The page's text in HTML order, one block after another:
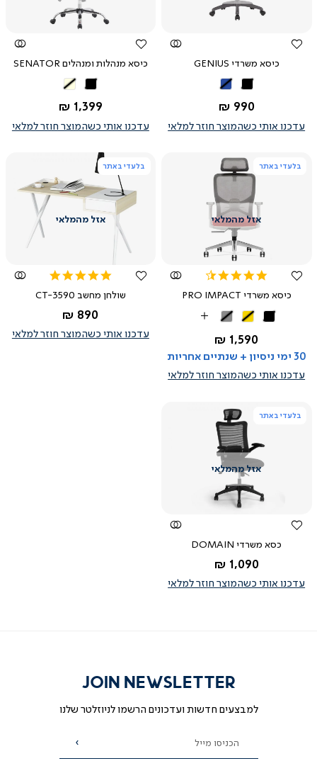
מהירה
כיסא משרדי GENIUS
שחורכחול
החל מ-
990 ₪
עדכנו אותי כשהמוצר חוזר למלאי
מהירה
כיסא מנהלות ומנהלים SENATOR
שחורבז'
החל מ-
1,399 ₪
עדכנו אותי כשהמוצר חוזר למלאי
בלעדי באתר
צפייה
מהירה
4.4
rating
כיסא משרדי PRO IMPACT
שחורצהובאפור
More
Colors
החל מ-
1,590 ₪
30 ימי ניסיון + שנתיים אחריות
עדכנו אותי כשהמוצר חוזר למלאי
בלעדי באתר
צפייה
rating
שולחן מחשב CT-3590
החל מ-
890 ₪
עדכנו אותי כשהמוצר חוזר למלאי
בלעדי באתר
צפייה
מהירה
כסא משרדי DOMAIN
החל מ-
1,090 ₪
עדכנו אותי כשהמוצר חוזר למלאי
JOIN NEWSLETTER
למבצעים חדשות ועדכונים הרשמו לניוזלטר שלנו
הכניסו מייל הרשמה